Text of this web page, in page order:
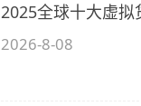
2025全球十大虚拟
2026-8-08